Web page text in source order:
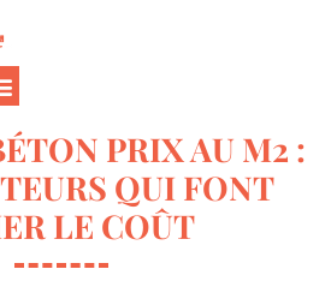
PRIX AU M2 :
QUI FONT
LE COÛT